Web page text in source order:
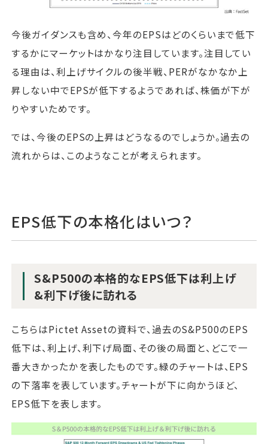
今後ガイダンスも含め、今年のEPSはどのくらいまで低下
するかにマーケットはかなり注目しています。注目してい
る理由は、利上げサイクルの後半戦、PERがなかなか上
昇しない中でEPSが低下するようであれば、株価が下が
りやすいためです。
では、今後のEPSの上昇はどうなるのでしょうか。過去の
流れからは、このようなことが考えられます。
EPS低下の本格化はいつ？
S&P500の本格的なEPS低下は利上げ
&利下げ後に訪れる
こちらはPictet Assetの資料で、過去のS&P500のEPS
低下は、利上げ、利下げ局面、その後の局面と、どこで一
番大きかったかを表したものです。緑のチャートは、EPS
の下落率を表しています。チャートが下に向かうほど、
EPS低下を表します。